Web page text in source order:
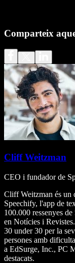
Comparteix
Cliff Weitzman
CEO i fundador de
Cliff Weitzman és un
Speechify, l'app de
100.000 ressenyes
en Notícies i
30 under 30 per la
persones amb
a EdSurge, Inc., PC
destacats.